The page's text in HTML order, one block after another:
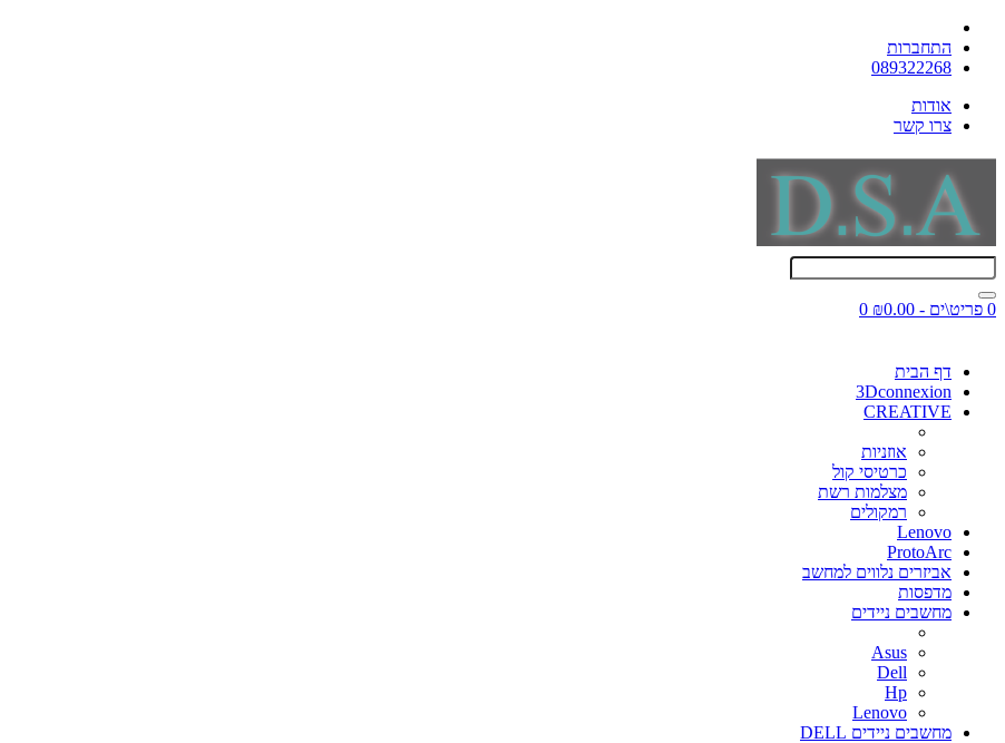
התחברות
089322268
אודות
צרו קשר
0 פריט\ים - ₪0.00 0
דף הבית
3Dconnexion
CREATIVE
אוזניות
כרטיסי קול
מצלמות רשת
רמקולים
Lenovo
ProtoArc
אביזרים נלווים למחשב
מדפסות
מחשבים ניידים
Asus
Dell
Hp
Lenovo
מחשבים ניידים DELL